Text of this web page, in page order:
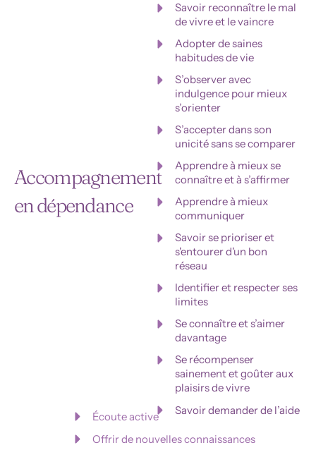
Accompagnement
en dépendance
Savoir reconnaître le mal
de vivre et le vaincre
Adopter de saines
habitudes de vie
S’observer avec
indulgence pour mieux
s’orienter
S’accepter dans son
unicité sans se comparer
Apprendre à mieux se
connaître et à s’affirmer
Apprendre à mieux
communiquer
Savoir se prioriser et
s'entourer d'un bon
réseau
Identifier et respecter ses
limites
Se connaître et s’aimer
davantage
Se récompenser
sainement et goûter aux
plaisirs de vivre
Savoir demander de l’aide
Écoute active
Offrir de nouvelles connaissances